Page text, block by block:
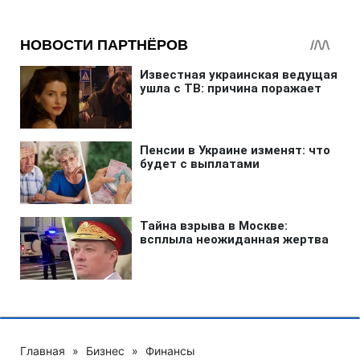
Главная » Бизнес » Финансы